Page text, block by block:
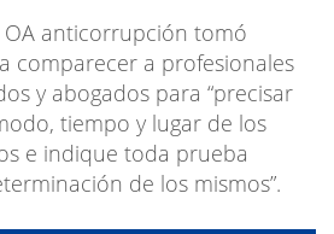
OA anticorrupción tomó
comparecer a profesionales
y abogados para “precisar
tiempo y lugar de los
e indique toda prueba
de los mismos”.